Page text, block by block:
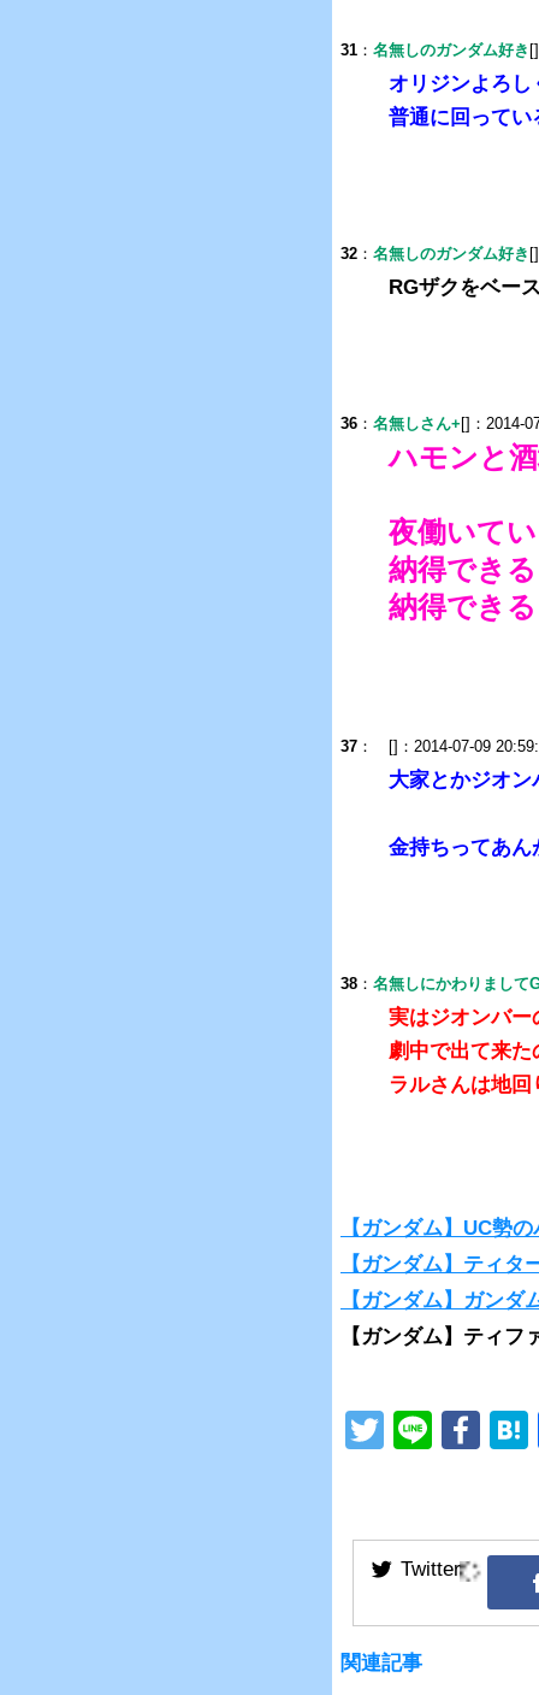
31 ： 名無しのガンダム好き
オリジンよろ
普通に回ってい
32 ： 名無しのガンダム好き
RGザクをベー
36 ： 名無しさん+ []：2014-
ハモンと
夜働いて
納得でき
納得でき
37 ： []：2014-07-09
大家とかジオ
金持ちってあん
38 ： 名無しにかわりまして
実はジオンバー
劇中で出て来た
ラルさんは地
【ガンダム】UC勢
【ガンダム】ティ
【ガンダム】ガン
【ガンダム】ティ
T
er
Li
F
e
b
o
関連記事